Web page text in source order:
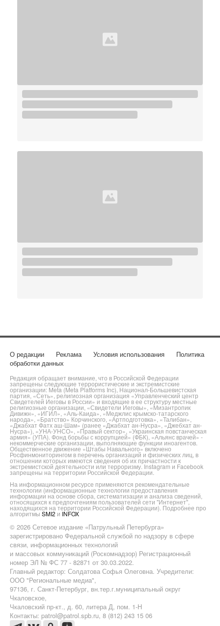
О редакции Реклама Условия использования
Политика
обработки данных
Редакция обращает внимание, что в Российской Федерации
запрещены следующие террористические и экстремистские
организации: Meta (Meta Platforms Inc), Национал-Большевистская
партия, «Сеть», религиозная организация «Управленческий центр
Свидетелей Иеговы в России» и входящие в ее структуру местные
религиозные организации, «Свидетели Иеговы», «Мизантропик
Дивижн», «ИГИЛ», «Аль-Каида», «Меджлис крымско-татарского
народа», «Братство» Корчинского, «Артподготовка», «Талибан»,
«Джабхат Фатх аш-Шам» (ранее «Джабхат ан-Нусра», «Джебхат ан-
Нусра»), «УНА-УНСО», «Правый сектор», «Украинская повстанческая
армия» (УПА). Фонд борьбы с коррупцией» (ФБК), «Альянс врачей» -
некоммерческие организации, выполняющие функции иноагентов.
Общественное движение «Штабы Навального» включено
Росфинмониторингом в перечень организаций и физических лиц, в
отношении которых имеются сведения об их причастности к
экстремистской деятельности или терроризму. Instagram и Facebook
запрещены на территории Российской Федерации.
На информационном ресурсе применяются рекомендательные
технологии (информационные технологии предоставления
информации на основе сбора, систематизации и анализа сведений,
относящихся к предпочтениям пользователей сети "Интернет",
находящихся на территории Российской Федерации). Подробнее про
алгоритмы SMI2 и INFOX
© 2026 Сетевое издание «Патрульный Петербурга»
зарегистрировано Федеральной службой по надзору в сфере
связи, информационных технологий
и массовых коммуникаций (Роскомнадзор) Регистрационный
номер ЭЛ № ФС 77 - 82871 от 30.03.2022.
Главный редактор: Солдатова Софья Олеговна. Учредители:
ООО "Региональные медиа",
97136, г. Санкт-Петербург, вн.тер.г.муниципальный округ
Чкаловское,
Чкаловский пр-кт., д. 60, литера Д, пом. 1-Н
Контакты: patrol@patrol.spb.ru, 8 (812) 243 15 06